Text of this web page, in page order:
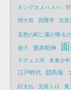
キングカメハメハ
明大前 四畳半 吉里
哀愁の町に霧が降る
迷子 酒井昭伸
テテュス河 未来少
江戸時代 競馬場
巨大仏
北尾トロ 東